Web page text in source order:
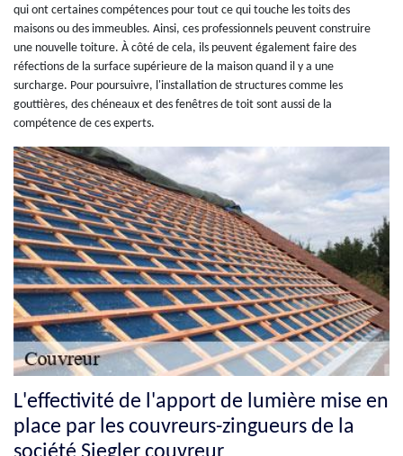
qui ont certaines compétences pour tout ce qui touche les toits des
maisons ou des immeubles. Ainsi, ces professionnels peuvent construire
une nouvelle toiture. À côté de cela, ils peuvent également faire des
réfections de la surface supérieure de la maison quand il y a une
surcharge. Pour poursuivre, l'installation de structures comme les
gouttières, des chéneaux et des fenêtres de toit sont aussi de la
compétence de ces experts.
L'effectivité de l'apport de lumière mise en
place par les couvreurs-zingueurs de la